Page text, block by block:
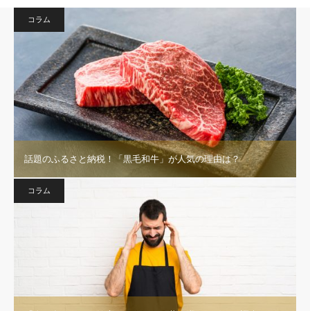
コラム
話題のふるさと納税！「黒毛和牛」が人気の理由は？
コラム